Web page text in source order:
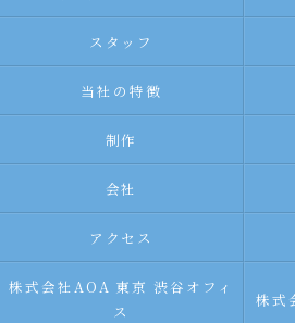
スタッフ
当社の特徴
制作
会社
アクセス
株式会社AOA 東京 渋谷オフィ
ス
株式